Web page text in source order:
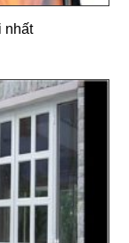
nhất